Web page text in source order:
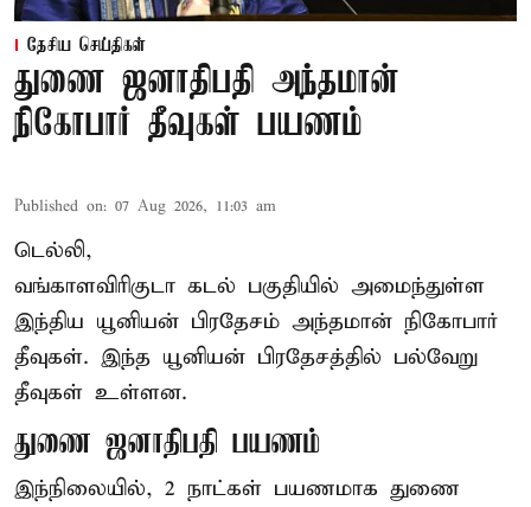
தேசிய செய்திகள்
துணை ஜனாதிபதி அந்தமான்
நிகோபார் தீவுகள் பயணம்
Published on: 07 Aug 2026, 11:03 am
டெல்லி,
வங்காளவிரிகுடா கடல் பகுதியில் அமைந்துள்ள
இந்திய யூனியன் பிரதேசம் அந்தமான் நிகோபார்
தீவுகள். இந்த யூனியன் பிரதேசத்தில் பல்வேறு
தீவுகள் உள்ளன.
துணை ஜனாதிபதி பயணம்
இந்நிலையில், 2 நாட்கள் பயணமாக துணை